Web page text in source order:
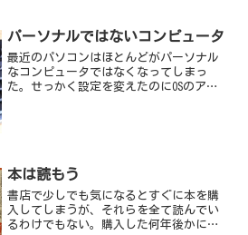
パーソナルではないコンピュータ
最近のパソコンはほとんどがパーソナル
なコンピュータではなくなってしまっ
た。せっかく設定を変えたのにOSのアッ
本は読もう
書店で少しでも気になるとすぐに本を購
入してしまうが、それらを全て読んでい
るわけでもない。購入した何年後かに読